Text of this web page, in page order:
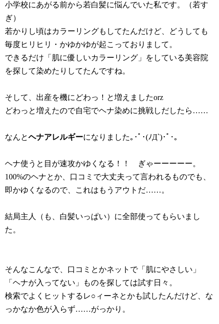
小学校にあがる前から若白髪に悩んでいた私です。（若す
ぎ）
若かりし頃はカラーリングもしてたんだけど、どうしても
毎度ヒリヒリ・かゆかゆが起こっておりまして。
できるだけ「肌に優しいカラーリング」をしている美容院
を探して染めたりしてたんですね。
そして、出産を機にどわっ！と増えましたorz
どわっと増えたので自宅でヘナ染めに挑戦しだしたら……
なんとヘナアレルギーになりました｡･ﾟ･(ﾉД`)･ﾟ･｡
ヘナ使うと目が速攻かゆくなる！！ ぎゃーーーーー。
100%のヘナとか、口コミで大丈夫って言われるものでも、
即かゆくなるので、これはもうアウトだ……。
結局主人（も、白髪いっぱい）に全部使ってもらいまし
た。
そんなこんなで、口コミとかネットで「肌にやさしい」
「ヘナが入ってない」ものを探しては試す日々。
検索でよくヒットするレ○ィーネとかも試したんだけど、な
っかなか色が入らず……がっかり。